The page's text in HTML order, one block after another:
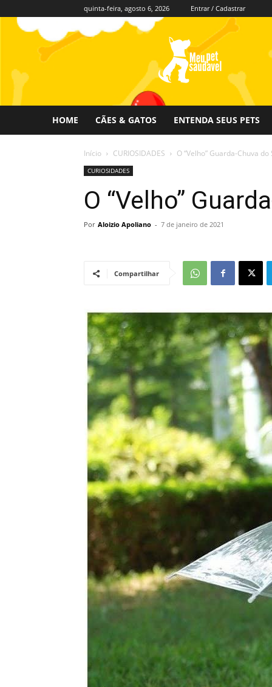
quinta-feira, agosto 6, 2026 Entrar / Cadastrar
Meu
Pet
Saudável
HOME CÃES & GATOS ENTENDA SEUS PETS
Início CURIOSIDADES O “Velho” Guarda-Chuva
CURIOSIDADES
O “Velho”
Por Aloizio Apoliano - 7 de janeiro de 2021
Compartilhar